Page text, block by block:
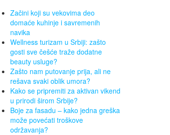
Začini koji su vekovima deo
domaće kuhinje i savremenih
navika
Wellness turizam u Srbiji: zašto
gosti sve češće traže dodatne
beauty usluge?
Zašto nam putovanje prija, ali ne
rešava svaki oblik umora?
Kako se pripremiti za aktivan vikend
u prirodi širom Srbije?
Boje za fasadu – kako jedna greška
može povećati troškove
održavanja?